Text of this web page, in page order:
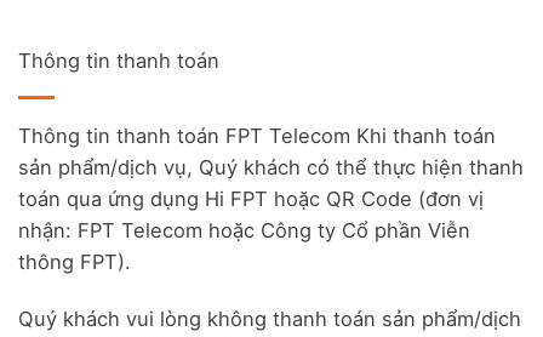
Thông tin thanh toán
Thông tin thanh toán FPT Telecom Khi thanh toán
sản phẩm/dịch vụ, Quý khách có thể thực hiện thanh
toán qua ứng dụng Hi FPT hoặc QR Code (đơn vị
nhận: FPT Telecom hoặc Công ty Cổ phần Viễn
thông FPT).
Quý khách vui lòng không thanh toán sản phẩm/dịch